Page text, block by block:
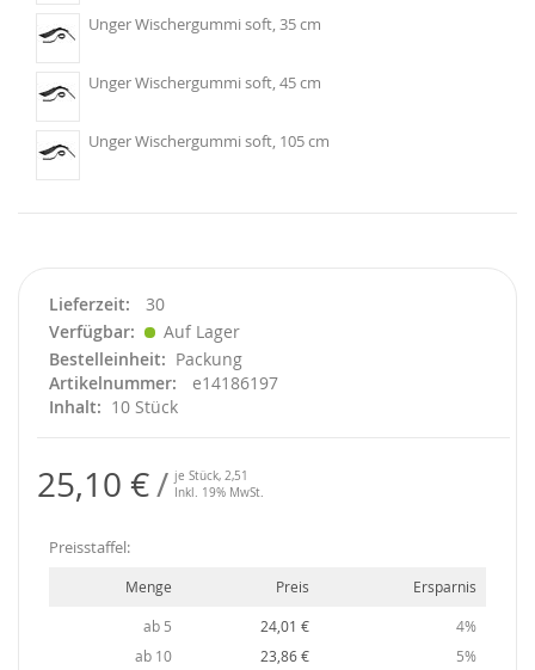
Unger Wischergummi soft, 35 cm
Unger Wischergummi soft, 45 cm
Unger Wischergummi soft, 105 cm
Lieferzeit
30
Verfügbar
Auf Lager
Bestelleinheit
Packung
Artikelnummer
e14186197
Inhalt
10 Stück
25,10 € je Stück, 2,51
Inkl. 19% MwSt.
Preisstaffel:
Menge Preis Ersparnis
ab 5 24,01 €
4%
ab 10
23,86 €
5%